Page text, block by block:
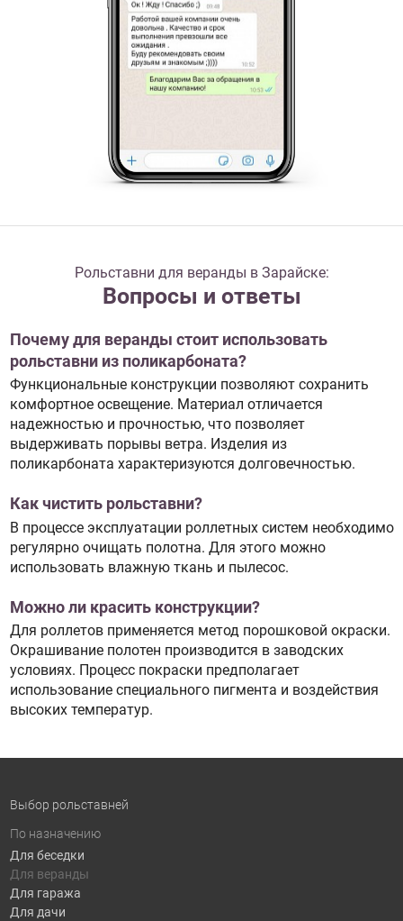
Рольставни для веранды в Зарайске:
Вопросы и ответы
Почему для веранды стоит использовать
рольставни из поликарбоната?
Функциональные конструкции позволяют сохранить
комфортное освещение. Материал отличается
надежностью и прочностью, что позволяет
выдерживать порывы ветра. Изделия из
поликарбоната характеризуются долговечностью.
Как чистить рольставни?
В процессе эксплуатации роллетных систем необходимо
регулярно очищать полотна. Для этого можно
использовать влажную ткань и пылесос.
Можно ли красить конструкции?
Для роллетов применяется метод порошковой окраски.
Окрашивание полотен производится в заводских
условиях. Процесс покраски предполагает
использование специального пигмента и воздействия
высоких температур.
Выбор рольставней
По назначению
Для беседки
Для веранды
Для гаража
Для дачи